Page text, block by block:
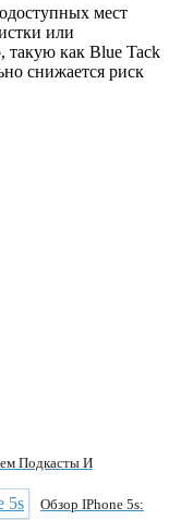
мест
или
такую как Blue Tack
снижается риск
Подкасты И
Обзор IPhone 5s: